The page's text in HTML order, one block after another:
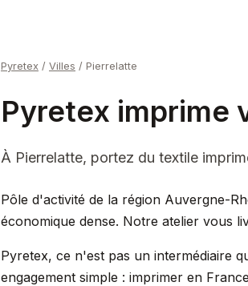
Pyretex / Villes / Pierrelatte
Pyretex imprime
À Pierrelatte, portez du textile
Pôle d'activité de la région Auvergne-
économique dense. Notre atelier vous
Pyretex, ce n'est pas un intermédiaire
engagement simple : imprimer en